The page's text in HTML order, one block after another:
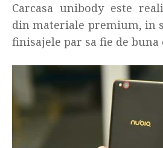
Carcasa unibody este
din materiale premium, in
finisajele par sa fie de buna